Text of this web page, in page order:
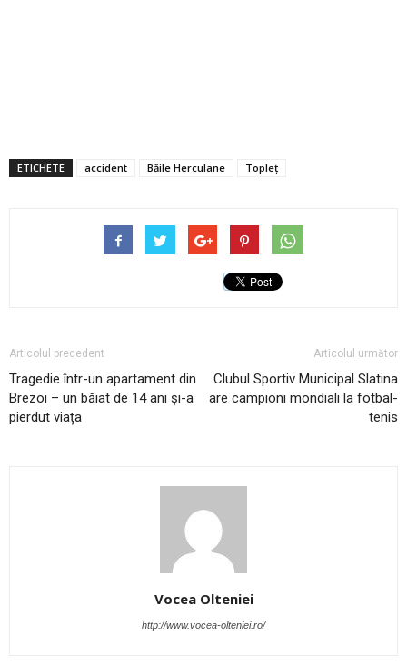
ETICHETE accident Băile Herculane Topleț
Articolul precedent
Tragedie într-un apartament din
Brezoi – un băiat de 14 ani și-a
pierdut viața
Articolul următor
Clubul Sportiv Municipal Slatina
are campioni mondiali la fotbal-
tenis
Vocea Olteniei
http://www.vocea-olteniei.ro/